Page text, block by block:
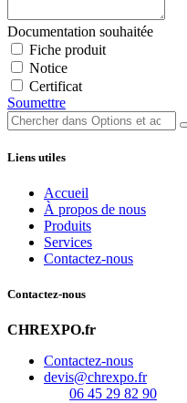
Documentation souhaitée
Fiche produit
Notice
Certificat
Soumettre
Liens utiles
Accueil
À propos de nous
Produits
Services
Contactez-nous
Contactez-nous
CHREXPO.fr
Contactez-nous
devis@chrexpo.fr
06 45 29 82 90